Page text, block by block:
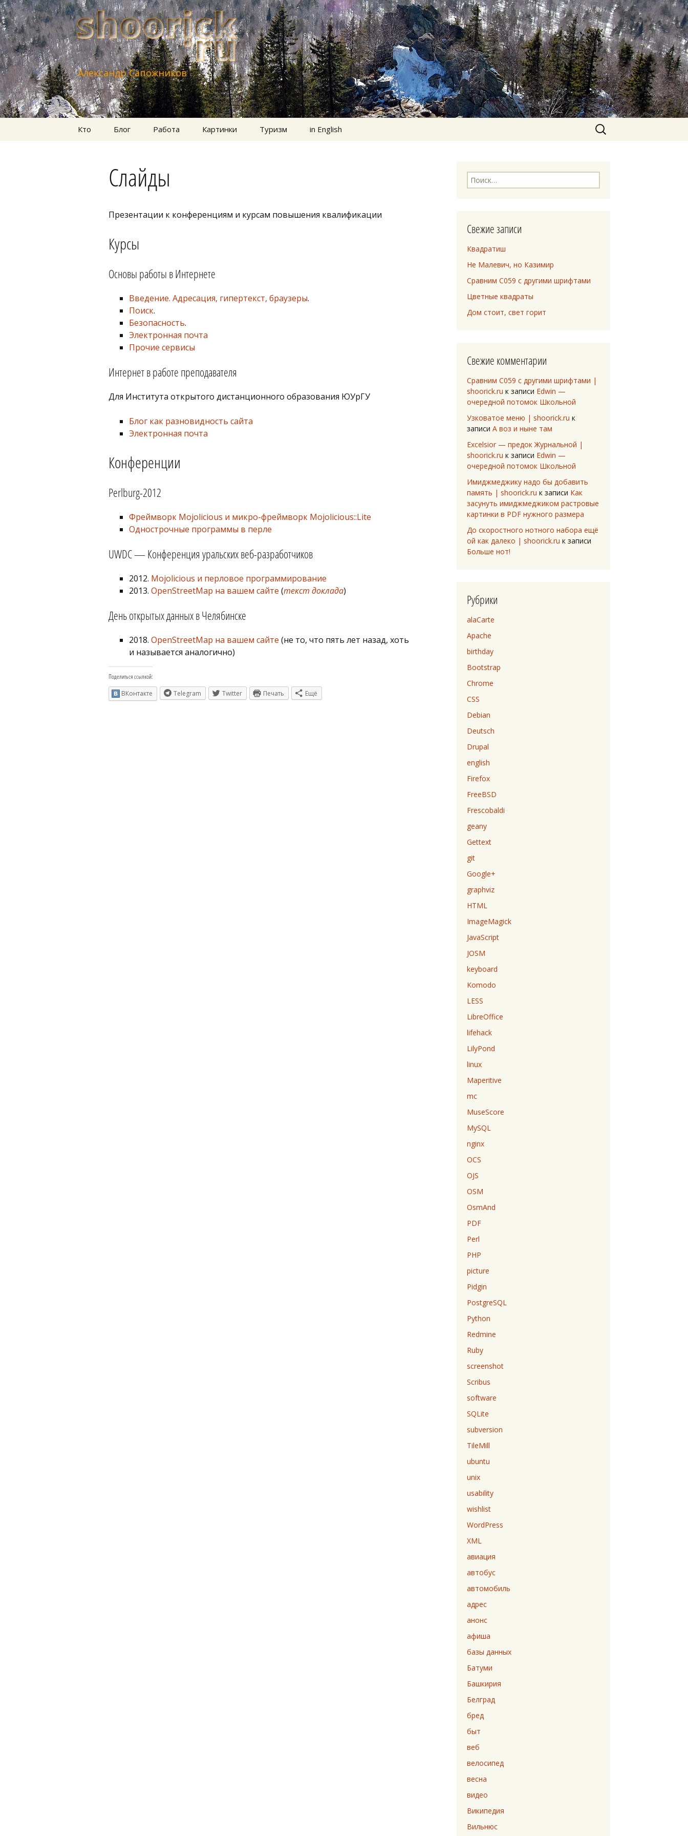
Александр Сапожников
Кто Блог Работа Картинки Туризм in English Найти:
Слайды
Презентации к конференциям и курсам повышения квалификации
Курсы
Основы работы в Интернете
Введение. Адресация, гипертекст, браузеры.
Поиск.
Безопасность.
Электронная почта
Прочие сервисы
Интернет в работе преподавателя
Для Института открытого дистанционного образования ЮУрГУ
Блог как разновидность сайта
Электронная почта
Конференции
Perlburg-2012
Фреймворк Mojolicious и микро-фреймворк Mojolicious::Lite
Однострочные программы в перле
UWDC — Конференция уральских веб-разработчиков
2012. Mojolicious и перловое программирование
2013. OpenStreetMap на вашем сайте (текст доклада)
День открытых данных в Челябинске
2018. OpenStreetMap на вашем сайте (не то, что пять лет назад, хоть
и называется аналогично)
Поделиться ссылкой:
ВКонтакте
Telegram Twitter Печать Ещё
Найти:
Свежие записи
Квадратиш
Не Малевич, но Казимир
Сравним C059 с другими шрифтами
Цветные квадраты
Дом стоит, свет горит
Свежие комментарии
Сравним C059 с другими шрифтами |
shoorick.ru к записи Edwin —
очередной потомок Школьной
Узковатое меню | shoorick.ru к
записи А воз и ныне там
Excelsior — предок Журнальной |
shoorick.ru к записи Edwin —
очередной потомок Школьной
Имиджмеджику надо бы добавить
память | shoorick.ru к записи Как
засунуть имиджмеджиком растровые
картинки в PDF нужного размера
До скоростного нотного набора ещё
ой как далеко | shoorick.ru к записи
Больше нот!
Рубрики
alaCarte
Apache
birthday
Bootstrap
Chrome
CSS
Debian
Deutsch
Drupal
english
Firefox
FreeBSD
Frescobaldi
geany
Gettext
git
Google+
graphviz
HTML
ImageMagick
JavaScript
JOSM
keyboard
Komodo
LESS
LibreOffice
lifehack
LilyPond
linux
Maperitive
mc
MuseScore
MySQL
nginx
OCS
OJS
OSM
OsmAnd
PDF
Perl
PHP
picture
Pidgin
PostgreSQL
Python
Redmine
Ruby
screenshot
Scribus
software
SQLite
subversion
TileMill
ubuntu
unix
usability
wishlist
WordPress
XML
авиация
автобус
автомобиль
адрес
анонс
афиша
базы данных
Батуми
Башкирия
Белград
бред
быт
веб
велосипед
весна
видео
Википедия
Вильнюс